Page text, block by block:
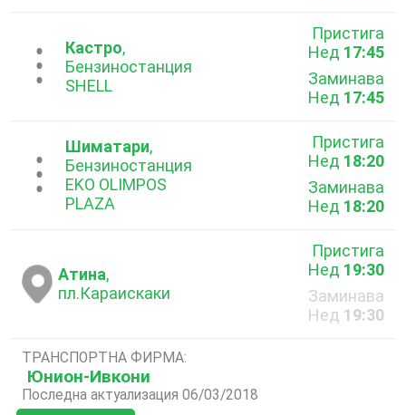
...Кастро,
Бензиностанция
SHELL
Пристига
Нед 17:45
Заминава
Нед 17:45
...
Шиматари,
Бензиностанция
EKO OLIMPOS
PLAZA
Пристига
Нед 18:20
Заминава
Нед 18:20
Атина,
пл.Караискаки
Пристига
Нед 19:30
Заминава
Нед 19:30
ТРАНСПОРТНА ФИРМА:
Юнион-Ивкони
Последна актуализация 06/03/2018